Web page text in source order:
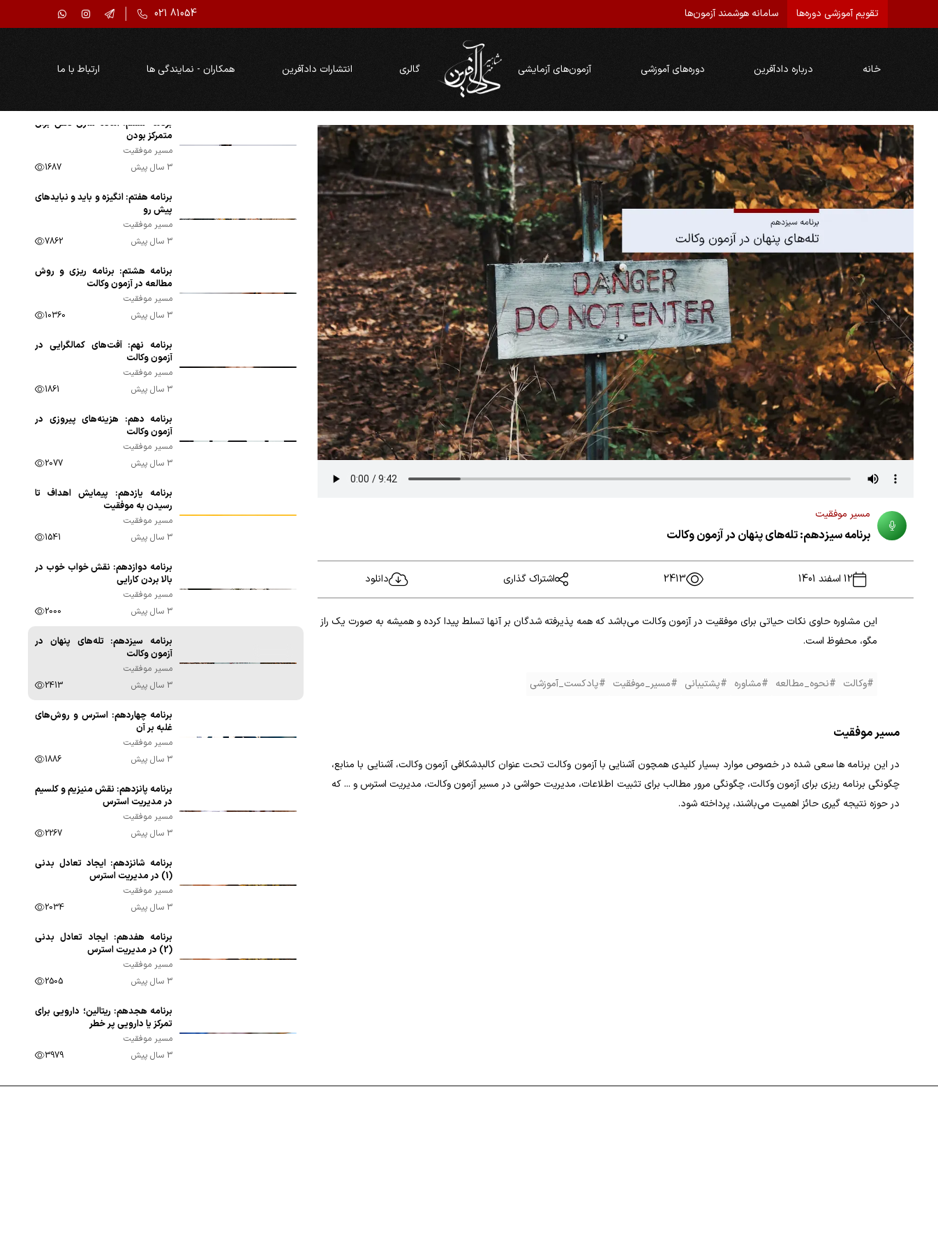
تقویم آموزشی دوره‌ها سامانه هوشمند آزمون‌ها 021 81054
خانه درباره دادآفرین دوره‌های آموزشی آزمون‌های آزمایشی گالری انتشارات دادآفرین همکاران - نمایندگی ها ارتباط با ما
برنامه سیزدهم: تله‌های پنهان در آزمون وکالت
مسیر موفقیت
12 اسفند 1401 2413 اشتراک گذاری دانلود
این مشاوره حاوی نکات حیاتی برای موفقیت در آزمون وکالت می‌باشد که همه پذیرفته شدگان بر آنها تسلط پیدا کرده و همیشه به صورت یک راز
مگو، محفوظ است.
#وکالت #نحوه_مطالعه #مشاوره #پشتیبانی #مسیر_موفقیت #پادکست_آموزشی
مسیر موفقیت
در این برنامه ها سعی شده در خصوص موارد بسیار کلیدی همچون آشنایی با آزمون وکالت تحت عنوان کالبدشکافی آزمون وکالت، آشنایی با منابع،
چگونگی برنامه ریزی برای آزمون وکالت، چگونگی مرور مطالب برای تثبیت اطلاعات، مدیریت حواشی در مسیر آزمون وکالت، مدیریت استرس و ... که
در حوزه نتیجه گیری حائز اهمیت می‌باشند، پرداخته شود.
3 سال پیش
2035
درسی
مسیر موفقیت
برنامه ششم: آماده سازی ذهن برای
متمرکز بودن
مسیر موفقیت
3 سال پیش
1687
برنامه هفتم: انگیزه و باید و نبایدهای
پیش رو
مسیر موفقیت
3 سال پیش
7862
برنامه هشتم: برنامه ریزی و روش
مطالعه در آزمون وکالت
مسیر موفقیت
3 سال پیش
10360
برنامه نهم: آفت‌های کمالگرایی در
آزمون وکالت
مسیر موفقیت
3 سال پیش
1861
برنامه دهم: هزینه‌های پیروزی در
آزمون وکالت
مسیر موفقیت
3 سال پیش
2077
برنامه یازدهم: پیمایش اهداف تا
رسیدن به موفقیت
مسیر موفقیت
3 سال پیش
1541
برنامه دوازدهم: نقش خواب خوب در
بالا بردن کارایی
مسیر موفقیت
3 سال پیش
2000
برنامه سیزدهم: تله‌های پنهان در
آزمون وکالت
مسیر موفقیت
3 سال پیش
2413
برنامه چهاردهم: استرس و روش‌های
غلبه بر آن
مسیر موفقیت
3 سال پیش
1886
برنامه پانزدهم: نقش منیزیم و کلسیم
در مدیریت استرس
مسیر موفقیت
3 سال پیش
2267
برنامه شانزدهم: ایجاد تعادل بدنی
(1) در مدیریت استرس
مسیر موفقیت
3 سال پیش
2034
برنامه هفدهم: ایجاد تعادل بدنی
(2) در مدیریت استرس
مسیر موفقیت
3 سال پیش
2505
برنامه هجدهم: ریتالین؛ دارویی برای
تمرکز یا دارویی پر خطر
مسیر موفقیت
3 سال پیش
3979
برنامه نوزدهم: برنامه‌ریزی برای مرور